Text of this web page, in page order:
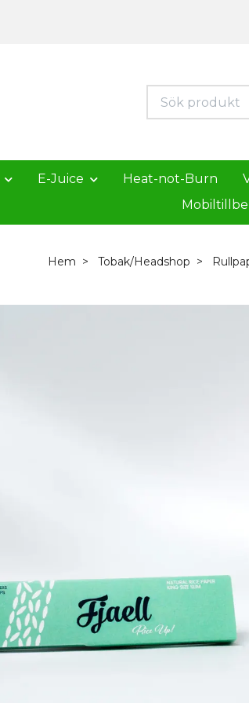
E-Juice Heat-not-Burn
Hem Tobak/Headshop